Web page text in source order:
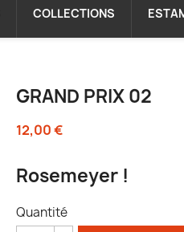
COLLECTIONS
GRAND PRIX 02
12,00 €
Rosemeyer !
Quantité